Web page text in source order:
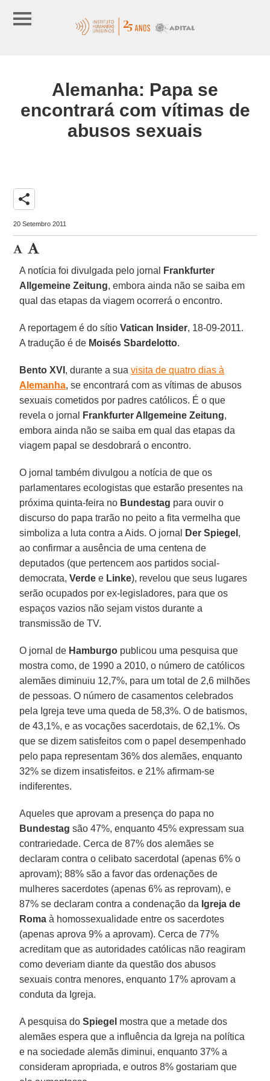
Alemanha: Papa se
encontrará com vítimas de
abusos sexuais
share
20 Setembro 2011
A notícia foi divulgada pelo jornal
Frankfurter
Allgemeine Zeitung, embora ainda não se saiba em
qual das etapas da viagem ocorrerá o encontro.
A reportagem é do sítioVatican Insider, 18-09-2011.
A tradução é de Moisés Sbardelotto.
Bento XVI , durante a suavisita de quatro dias à
Alemanha, se encontrará com as vítimas de abusos
sexuais cometidos por padres católicos. É o que
revela o jornal
Frankfurter Allgemeine Zeitung,
embora ainda não se saiba em qual das etapas da
viagem papal se desdobrará o encontro.
O jornal também divulgou a notícia de que os
parlamentares ecologistas que estarão presentes na
próxima quinta-feira no Bundestag para ouvir o
discurso do papa trarão no peito a fita vermelha que
simboliza a luta contra a Aids. O jornal
Der Spiegel ,
ao confirmar a ausência de uma centena de
deputados (que pertencem aos partidos social-
democrata,Verde e Linke), revelou que seus lugares
serão ocupados por ex-legisladores, para que os
espaços vazios não sejam vistos durante a
transmissão de TV.
O jornal de Hamburgo publicou uma pesquisa que
mostra como, de 1990 a 2010, o número de católicos
alemães diminuiu 12,7%, para um total de 2,6 milhões
de pessoas. O número de casamentos celebrados
pela Igreja teve uma queda de 58,3%. O de batismos,
de 43,1%, e as vocações sacerdotais, de 62,1%. Os
que se dizem satisfeitos com o papel desempenhado
pelo papa representam 36% dos alemães, enquanto
32% se dizem insatisfeitos. e 21% afirmam-se
indiferentes.
Aqueles que aprovam a presença do papa no
Bundestag são 47%, enquanto 45% expressam sua
contrariedade. Cerca de 87% dos alemães se
declaram contra o celibato sacerdotal (apenas 6% o
aprovam); 88% são a favor das ordenações de
mulheres sacerdotes (apenas 6% as reprovam), e
87% se declaram contra a condenação da Igreja de
Roma à homossexualidade entre os sacerdotes
(apenas aprova 9% a aprovam). Cerca de 77%
acreditam que as autoridades católicas não reagiram
como deveriam diante da questão dos abusos
sexuais contra menores, enquanto 17% aprovam a
conduta da Igreja.
A pesquisa doSpiegel mostra que a metade dos
alemães espera que a influência da Igreja na política
e na sociedade alemãs diminui, enquanto 37% a
consideram apropriada, e outros 8% gostariam que